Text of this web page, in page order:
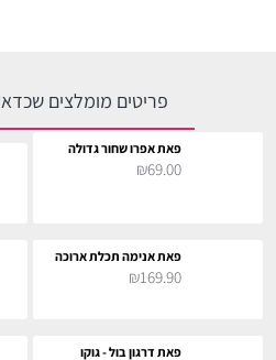
פריטים מומלצים
פאת אפרו שחור גדולה
₪69.00
פאת אנימה תכלת ארוכה
₪169.90
פאת דרגון בול - גוקו